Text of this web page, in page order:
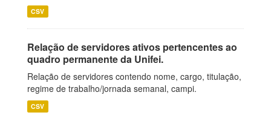
CSV
Relação de servidores ativos pertencentes ao
quadro permanente da Unifei.
Relação de servidores contendo nome, cargo, titulação,
regime de trabalho/jornada semanal, campi.
CSV